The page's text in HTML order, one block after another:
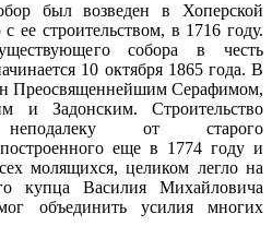
был возведен в Хоперской
ее строительством, в 1716 году.
собора в честь
10 октября 1865 года. В
Преосвященнейшим Серафимом,
и Задонским. Строительство
от старого
построенного еще в 1774 году и
молящихся, целиком легло на
купца Василия Михайловича
объединить усилия многих